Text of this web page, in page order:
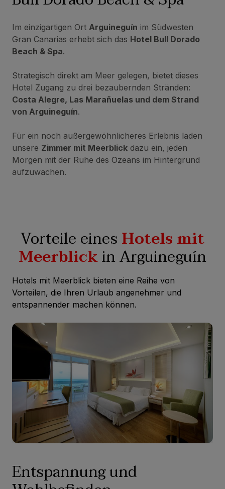
Im einzigartigen Ort Arguineguín im Südwesten
Gran Canarias erhebt sich das Hotel Bull Dorado
Beach & Spa.
Strategisch direkt am Meer gelegen, bietet dieses
Hotel Zugang zu drei bezaubernden Stränden:
Costa Alegre, Las Marañuelas und dem Strand
von Arguineguín.
Für ein noch außergewöhnlicheres Erlebnis laden
unsere Zimmer mit Meerblick dazu ein, jeden
Morgen mit der Ruhe des Ozeans im Hintergrund
aufzuwachen.
Vorteile einesHotels mit
Meerblickin Arguineguín
Hotels mit Meerblick bieten eine Reihe von
Vorteilen, die Ihren Urlaub angenehmer und
entspannender machen können.
Entspannung und